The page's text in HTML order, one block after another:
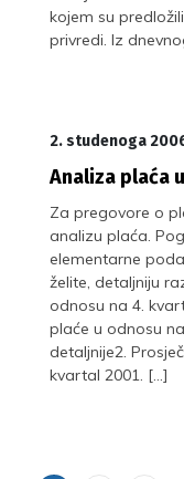
kojem su
privredi. Iz
2. studenoga
Analiza plaća
Za pregovore o
analizu plaća.
elementarne
želite, detaljniju
odnosu na 4.
plaće u odnosu
detaljnije2.
kvartal 2001. […]